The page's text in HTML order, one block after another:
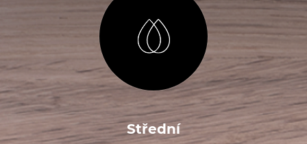
Střední